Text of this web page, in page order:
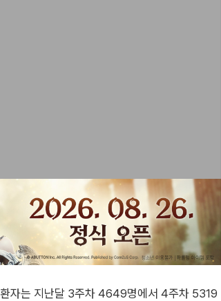
자는 지난달 3주차 4649명에서 4주차 5319